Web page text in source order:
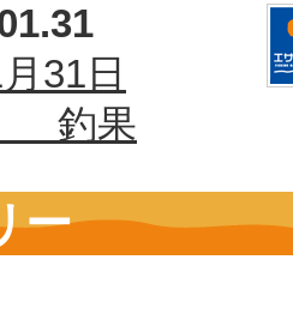
31日
釣果
ー